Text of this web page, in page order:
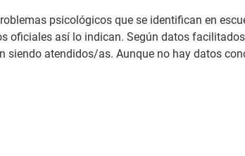
psicológicos que se identifican en
oficiales así lo indican. Según datos
siendo atendidos/as. Aunque no hay datos